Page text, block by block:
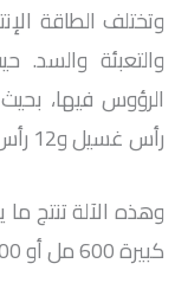
وتختلف الطاقة
والتعبئة
رأس غسيل و12 رأس تعبئة و5 تغطي الرؤوس.
كبيرة 600 مل أو 3000 زجاجة في الساعة لزجاجة 1 لتر.